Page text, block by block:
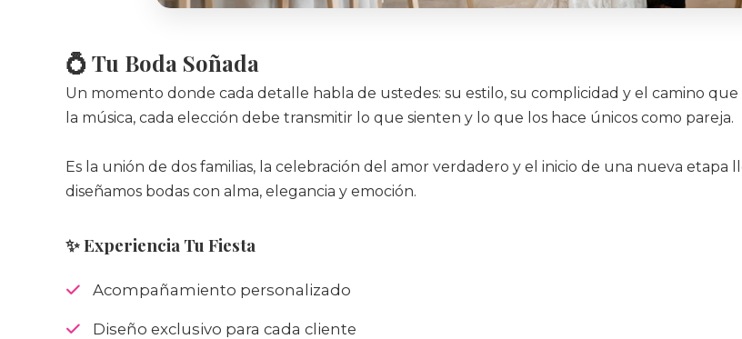
💍 Tu Boda Soñada
Un momento donde cada detalle habla de ustedes: su estilo, su complicidad y el camino
la música, cada elección debe transmitir lo que sienten y lo que los hace únicos como pareja.
Es la unión de dos familias, la celebración del amor verdadero y el inicio de una nueva etapa
diseñamos bodas con alma, elegancia y emoción.
✨ Experiencia Tu Fiesta
Acompañamiento personalizado
Diseño exclusivo para cada cliente